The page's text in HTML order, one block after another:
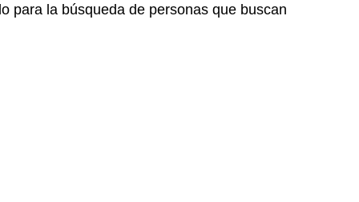
para la búsqueda de personas que buscan